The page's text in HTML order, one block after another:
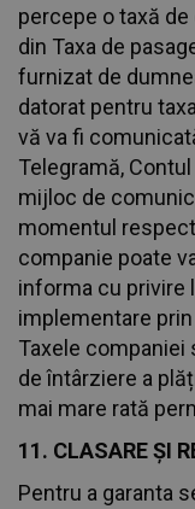
percepe o taxă
din Taxa de
furnizat de
datorat pentru
vă va fi
Telegramă,
mijloc de
momentul
companie poate
informa cu privire
implementare
Taxele companiei
de întârziere a
mai mare rată
11. CLASARE ȘI
Pentru a garanta